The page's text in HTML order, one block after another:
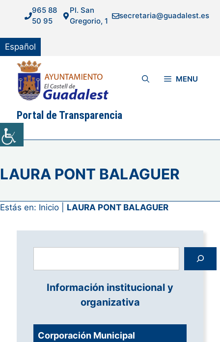
965 88
50 95
Pl. San
Gregorio, 1
secretaria@guadalest.es
Español
MENU
Portal de Transparencia
LAURA PONT BALAGUER
Estás en: Inicio LAURA PONT BALAGUER
Información institucional y
organizativa
Corporación Municipal